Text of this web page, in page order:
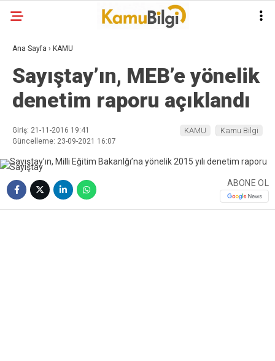
Ana Sayfa › KAMU
Sayıştay’ın, MEB’e yönelik
denetim raporu açıklandı
Giriş: 21-11-2016 19:41
Güncelleme: 23-09-2021 16:07
KAMU Kamu Bilgi
ABONE OL